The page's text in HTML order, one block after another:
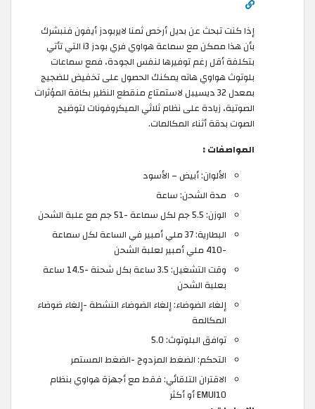
إذا كنت تبحث عن بديل أرخص ثمنا لايربودز أيفون فنبشرك
بأن هذا ممكن مع سماعة هواوي فري بودز i3 التي تأتي
بتكلفة أقل رغم توفيرها لنفس الجودة، فمع سماعات
بلوتوث هواوي هاته يمكنك الحصول على تخفيض للضجيج
بمعدل 32 ديسيبل لاستمتاع منقطع النظير بكافة المؤثرات
الصوتية، زيادة على نظام ثلاثي الميكروفونات لتوضيح
الصوت بدقة أثناء المكالمات.
المواصفات :
الألوان: أبيض – الأسود
مدة الشحن: ساعة
الوزن: 5.5 جم لكل سماعة -51 جم مع علبة الشحن
البطارية: 37 ملي أمبير في الساعة لكل سماعة
-410 ملي أمبير لعلبة الشحن
وقت التشغيل: 3.5 ساعة بكل شحنة -14.5 ساعة
بعلبة الشحن
إلغاء الضوضاء: إلغاء الضوضاء النشطة -إلغاء ضوضاء
المكالمة
توافق البلوتوث: 5.0
التحكم: الضغط المزدوج -الضغط المستمر
الاقتران التلقائي: فقط مع أجهزة هواوي بنظام
EMUI10 أو أكثر